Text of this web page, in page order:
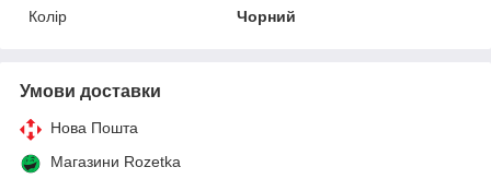
Колір
Чорний
Умови доставки
Нова Пошта
Магазини Rozetka